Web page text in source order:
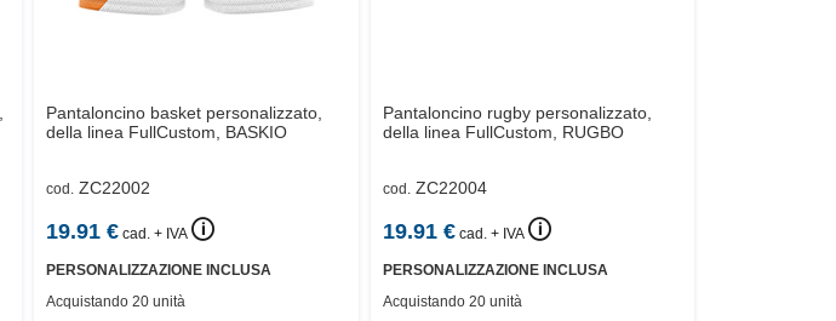
Pantaloncino basket personalizzato,
della linea FullCustom,
BASKIO
cod. ZC22002
19.91 € cad. + IVA 🛈
PERSONALIZZAZIONE INCLUSA
Acquistando 20 unità
Pantaloncino rugby personalizzato,
della linea FullCustom,
RUGBO
cod. ZC22004
19.91€ cad. + IVA 🛈
PERSONALIZZAZIONE INCLUSA
Acquistando 20 unità